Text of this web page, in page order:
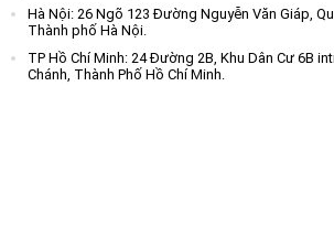
Hà Nội: 26 Ngõ 123 Đường Nguyễn Văn Giáp,
Thành phố Hà Nội.
TP Hồ Chí Minh: 24 Đường 2B, Khu Dân Cư 6B
Chánh, Thành Phố Hồ Chí Minh.